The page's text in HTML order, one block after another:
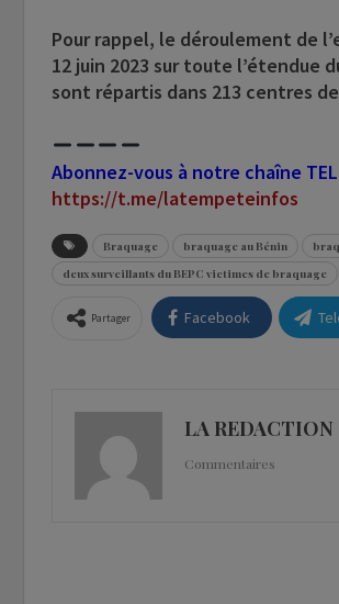
Pour rappel, le déroulement de
12 juin 2023 sur toute l’étendue
sont répartis dans 213 centres
Abonnez-vous à notre chaîne
https://t.me/latempeteinfos
Braquage braquage au Bénin
deux surveillants du BEPC victimes de braquage
Partager Facebook
LA REDACTION
Commentaires